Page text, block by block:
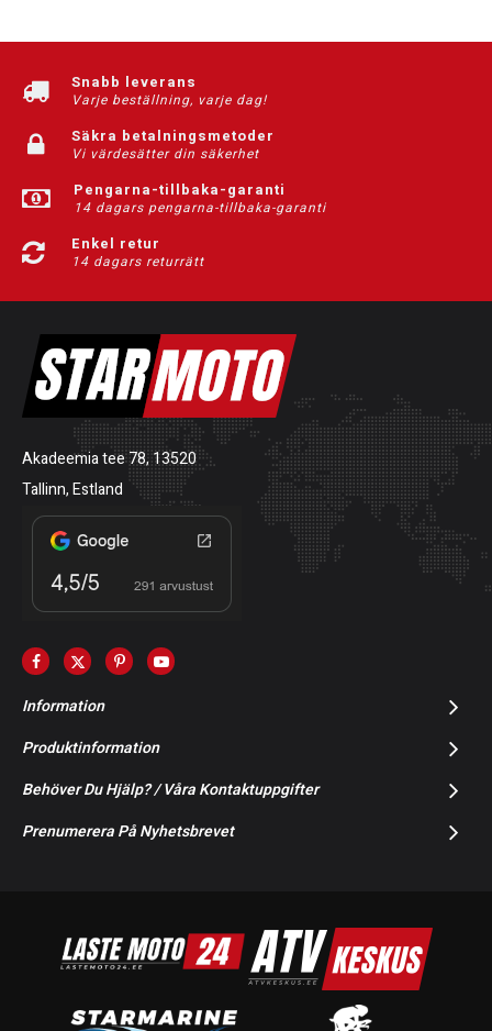
Snabb leverans
Varje beställning, varje dag!
Säkra betalningsmetoder
Vi värdesätter din säkerhet
Pengarna-tillbaka-garanti
14 dagars pengarna-tillbaka-garanti
Enkel retur
14 dagars returrätt
Akadeemia tee 78, 13520
Tallinn, Estland
Information
Produktinformation
Behöver Du Hjälp? / Våra Kontaktuppgifter
Prenumerera På Nyhetsbrevet